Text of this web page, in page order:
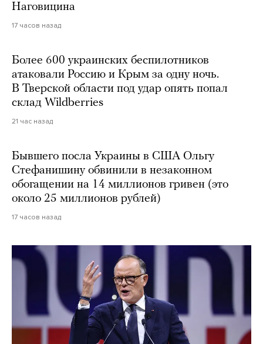
Наговицина
17 часов назад
Более 600 украинских беспилотников
атаковали Россию и Крым за одну ночь.
В Тверской области под удар опять попал
склад Wildberries
21 час назад
Бывшего посла Украины в США Ольгу
Стефанишину обвинили в незаконном
обогащении на 14 миллионов гривен (это
около 25 миллионов рублей)
17 часов назад